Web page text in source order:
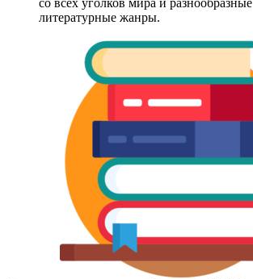
со всех уголков мира и разнообразные
литературные жанры.